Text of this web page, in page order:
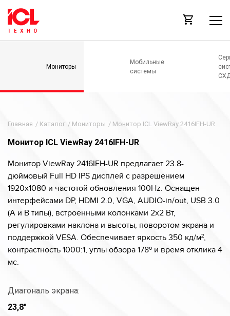
Мониторы
Мобильные
системы
Главная / Каталог / Мониторы / Монитор ICL ViewRay 2416IFH-UR
Монитор ICL ViewRay 2416IFH-UR
Монитор ViewRay 2416IFH-UR предлагает 23.8-
дюймовый Full HD IPS дисплей с разрешением
1920x1080 и частотой обновления 100Hz. Оснащен
интерфейсами DP, HDMI 2.0, VGA, AUDIO-in/out, USB 3.0
(A и B типы), встроенными колонками 2x2 Вт,
регулировками наклона и высоты, поворотом экрана и
поддержкой VESA. Обеспечивает яркость 350 кд/м²,
контрастность 1000:1, углы обзора 178º и время отклика 4
мс​.
Диагональ экрана:
23,8"